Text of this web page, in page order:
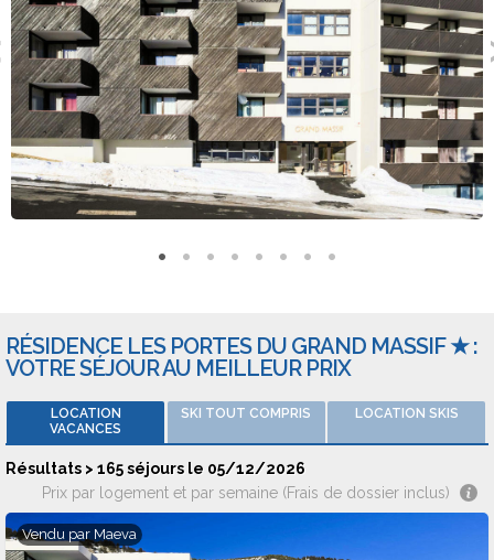
Types de logements
Plusieurs types de logements sont proposés dans la
Résidence Les Portes du Grand Massif. Vous pourrez trouver
les locations en 3 pièces, appartement 5 pièces, location de 4
pièces, hébergement en 2 pièces. Les logements peuvent
accueillir jusqu'à 12 personnes.
Adresse : Lieu-dit Les Gérats - 74300 FLAINE
RÉSIDENCE LES PORTES DU GRAND MASSIF ★ :
VOTRE SÉJOUR AU MEILLEUR PRIX
LOCATION
VACANCES
SKI TOUT COMPRIS LOCATION SKIS
Résultats > 165 séjours le 05/12/2026
Prix par logement et par semaine (Frais de dossier inclus)
Vendu par Maeva